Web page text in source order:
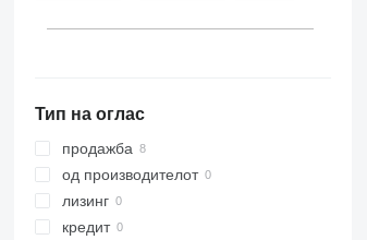
Тип на оглас
продажба
од производителот
лизинг
кредит